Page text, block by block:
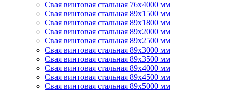
Свая винтовая стальная 76х4000 мм
Свая винтовая стальная 89х1500 мм
Свая винтовая стальная 89х1800 мм
Свая винтовая стальная 89х2000 мм
Свая винтовая стальная 89х2500 мм
Свая винтовая стальная 89х3000 мм
Свая винтовая стальная 89х3500 мм
Свая винтовая стальная 89х4000 мм
Свая винтовая стальная 89х4500 мм
Свая винтовая стальная 89х5000 мм